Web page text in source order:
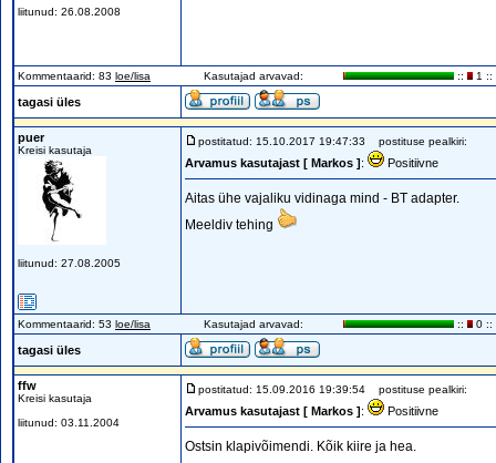
liitunud: 26.08.2008
Kommentaarid: 83 loe/lisa Kasutajad arvavad: :: 1 ::
tagasi üles
puer
Kreisi kasutaja
liitunud: 27.08.2005
postitatud: 15.10.2017 19:47:33 postituse pealkiri:
Arvamus kasutajast [ Markos ]: Positiivne
Aitas ühe vajaliku vidinaga mind - BT adapter.
Meeldiv tehing
Kommentaarid: 53 loe/lisa Kasutajad arvavad: :: 0 ::
tagasi üles
ffw
Kreisi kasutaja
liitunud: 03.11.2004
postitatud: 15.09.2016 19:39:54 postituse pealkiri:
Arvamus kasutajast [ Markos ]: Positiivne
Ostsin klapivõimendi. Kõik kiire ja hea.